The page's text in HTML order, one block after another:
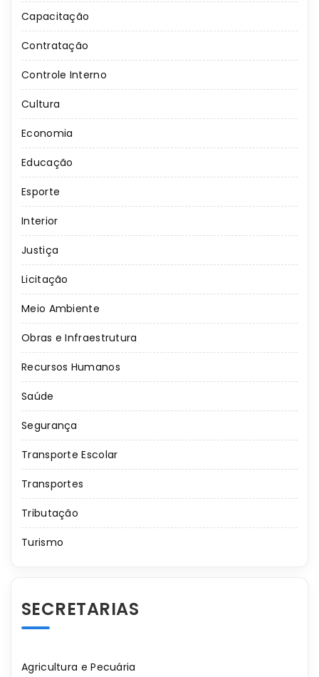
Capacitação
Contratação
Controle Interno
Cultura
Economia
Educação
Esporte
Interior
Justiça
Licitação
Meio Ambiente
Obras e Infraestrutura
Recursos Humanos
Saúde
Segurança
Transporte Escolar
Transportes
Tributação
Turismo
SECRETARIAS
Agricultura e Pecuária